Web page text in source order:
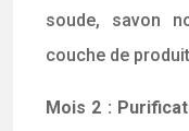
soude, savon
couche de
Mois 2 :